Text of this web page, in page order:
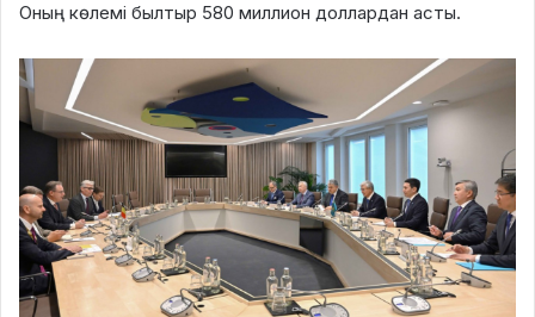
Оның көлемі былтыр 580 миллион доллардан асты.